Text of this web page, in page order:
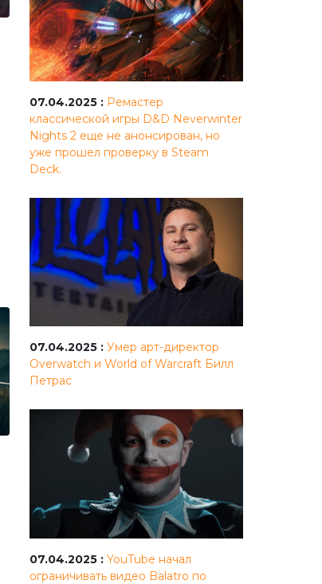
07.04.2025 : Ремастер
классической игры D&D Neverwinter
Nights 2 еще не анонсирован, но
уже прошел проверку в Steam
Deck.
07.04.2025 : Умер арт-директор
Overwatch и World of Warcraft Билл
Петрас
07.04.2025 : YouTube начал
ограничивать видео Balatro по